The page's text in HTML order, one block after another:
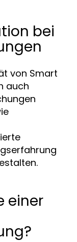
bei
von Smart
auch
einer